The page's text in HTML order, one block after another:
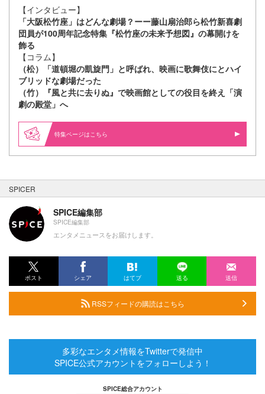
【インタビュー】
「大阪松竹座」はどんな劇場？ーー藤山扇治郎ら松竹新喜劇
団員が100周年記念特集『松竹座の未来予想図』の幕開けを
飾る
【コラム】
（松）「道頓堀の凱旋門」と呼ばれ、映画に歌舞伎にとハイ
ブリッドな劇場だった
（竹）『風と共に去りぬ』で映画館としての役目を終え「演
劇の殿堂」へ
特集ページはこちら
SPICER
SPICE編集部
SPICE編集部
エンタメニュースをお届けします。
ポスト シェア はてブ 送る 送信
RSSフィードの購読はこちら
多彩なエンタメ情報をTwitterで発信中
SPICE公式アカウントをフォローしよう！
SPICE総合アカウント